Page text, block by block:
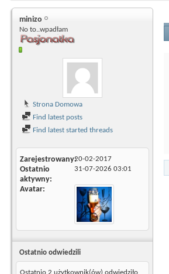
minizo
No to..wpadłam
Strona Domowa
Find latest posts
Find latest started threads
Zarejestrowany20-02-2017
Ostatnio
aktywny
31-07-2026 03:01
Avatar
Ostatnio odwiedzili